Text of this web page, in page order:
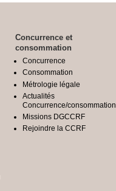
Concurrence et
consommation
Concurrence
Consommation
Métrologie légale
Actualités
Concurrence/consommation
Missions DGCCRF
Rejoindre la CCRF